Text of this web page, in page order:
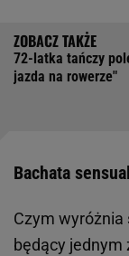
72-latka tańczy
jazda na rowerze"
Bachata
Czym wyróżnia
będący jednym